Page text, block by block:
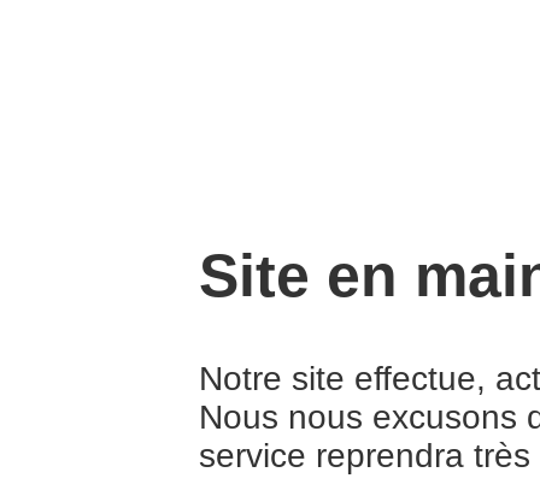
Site en
Notre site effectue,
Nous nous excusons
service reprendra